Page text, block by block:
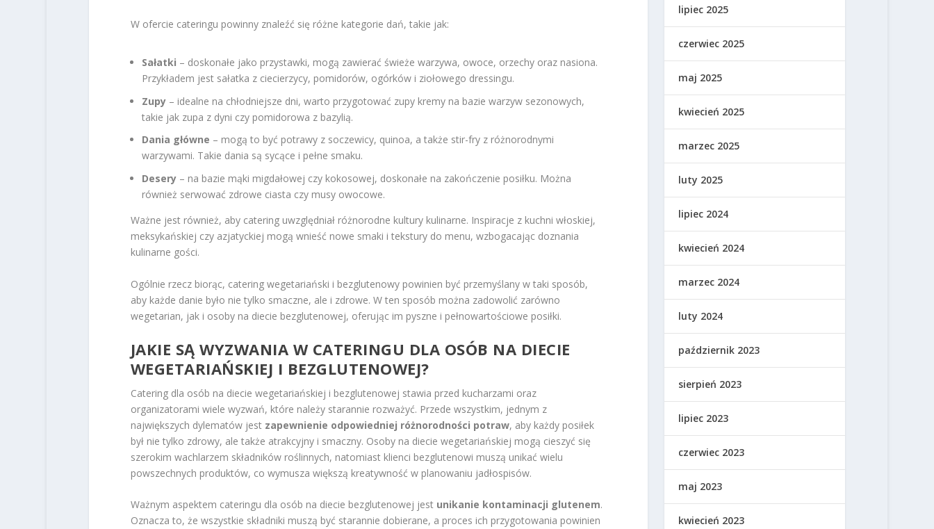
W ofercie cateringu powinny znaleźć się różne kategorie dań, takie jak:
Sałatki – doskonałe jako przystawki, mogą zawierać świeże warzywa, owoce, orzechy oraz nasiona.
Przykładem jest sałatka z ciecierzycy, pomidorów, ogórków i ziołowego dressingu.
Zupy– idealne na chłodniejsze dni, warto przygotować zupy kremy na bazie warzyw sezonowych,
takie jak zupa z dyni czy pomidorowa z bazylią.
Dania główne – mogą to być potrawy z soczewicy, quinoa, a także stir-fry z różnorodnymi
warzywami. Takie dania są sycące i pełne smaku.
Desery– na bazie mąki migdałowej czy kokosowej, doskonałe na zakończenie posiłku. Można
również serwować zdrowe ciasta czy musy owocowe.
Ważne jest również, aby catering uwzględniał różnorodne kultury kulinarne. Inspiracje z kuchni włoskiej,
meksykańskiej czy azjatyckiej mogą wnieść nowe smaki i tekstury do menu, wzbogacając doznania
kulinarne gości.
Ogólnie rzecz biorąc, catering wegetariański i bezglutenowy powinien być przemyślany w taki sposób,
aby każde danie było nie tylko smaczne, ale i zdrowe. W ten sposób można zadowolić zarówno
wegetarian, jak i osoby na diecie bezglutenowej, oferując im pyszne i pełnowartościowe posiłki.
JAKIE SĄ WYZWANIA W CATERINGU DLA OSÓB NA DIECIE
WEGETARIAŃSKIEJ I BEZGLUTENOWEJ?
Catering dla osób na diecie wegetariańskiej i bezglutenowej stawia przed kucharzami oraz
organizatorami wiele wyzwań, które należy starannie rozważyć. Przede wszystkim, jednym z
największych dylematów jest zapewnienie odpowiedniej różnorodności potraw, aby każdy posiłek
był nie tylko zdrowy, ale także atrakcyjny i smaczny. Osoby na diecie wegetariańskiej mogą cieszyć się
szerokim wachlarzem składników roślinnych, natomiast klienci bezglutenowi muszą unikać wielu
powszechnych produktów, co wymusza większą kreatywność w planowaniu jadłospisów.
Ważnym aspektem cateringu dla osób na diecie bezglutenowej jest unikanie kontaminacji glutenem.
Oznacza to, że wszystkie składniki muszą być starannie dobierane, a proces ich przygotowania powinien
lipiec 2025
czerwiec 2025
maj 2025
kwiecień 2025
marzec 2025
luty 2025
lipiec 2024
kwiecień 2024
marzec 2024
luty 2024
październik 2023
sierpień 2023
lipiec 2023
czerwiec 2023
maj 2023
kwiecień 2023